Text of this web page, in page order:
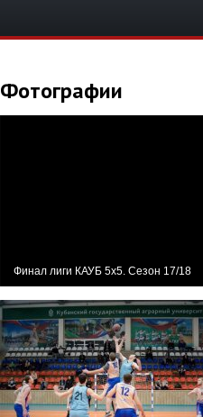
Фотографии
Финал лиги КАУБ 5х5. Сезон 17/18